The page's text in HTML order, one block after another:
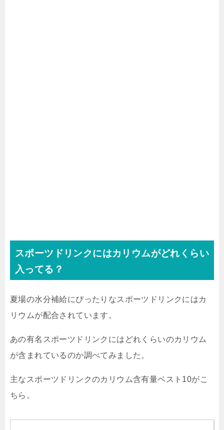
スポーツドリンクにはカリウムがどれくらい
入ってる？
夏場の水分補給にぴったりなスポーツドリンクにはカ
リウムが配合されています。
あの有名スポーツドリンクにはどれくらいのカリウム
が含まれているのか調べてみました。
主なスポーツドリンクのカリウム含有量ベスト10がこ
ちら。